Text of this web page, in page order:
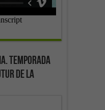
Temporada
de la